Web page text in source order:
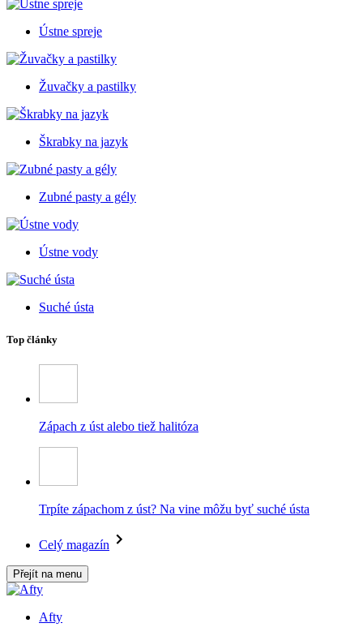
Ústne spreje
Žuvačky a pastilky
Škrabky na jazyk
Zubné pasty a gély
Ústne vody
Suché ústa
Top články
Zápach z úst alebo tiež halitóza
Trpíte zápachom z úst? Na vine môžu byť suché ústa
Celý magazín
Přejít na menu
Afty